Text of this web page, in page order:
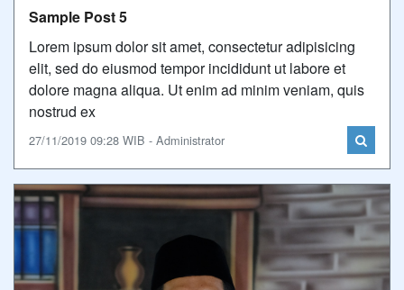
Sample Post 5
Lorem ipsum dolor sit amet, consectetur adipisicing
elit, sed do eiusmod tempor incididunt ut labore et
dolore magna aliqua. Ut enim ad minim veniam, quis
nostrud ex
27/11/2019 09:28 WIB - Administrator